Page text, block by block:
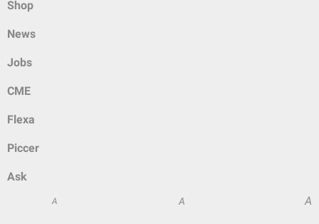
Shop
News
Jobs
CME
Flexa
Piccer
Ask
A A A